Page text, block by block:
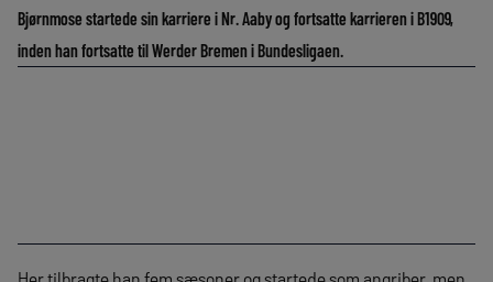
Bjørnmose startede sin karriere i Nr. Aaby og fortsatte karrieren i B1909,
inden han fortsatte til Werder Bremen i Bundesligaen.